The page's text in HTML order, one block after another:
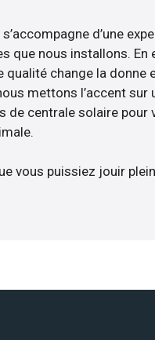
d’une
que nous installons. En
change la donne
mettons l’accent sur
de centrale solaire pour
vous puissiez jouir